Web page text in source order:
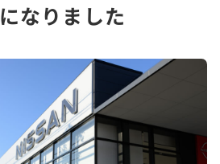
なりました